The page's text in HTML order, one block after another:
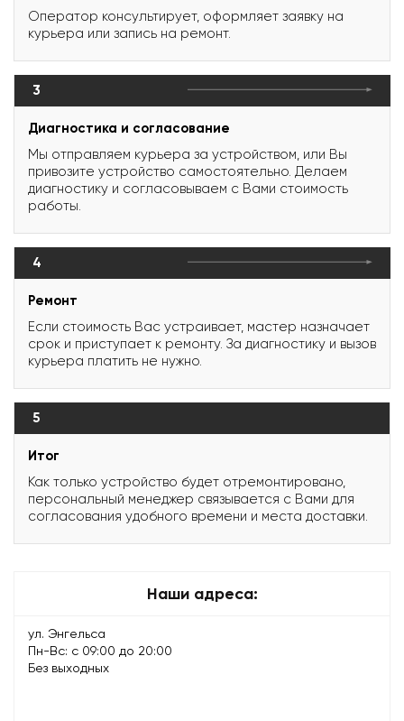
Оператор консультирует, оформляет заявку на
курьера или запись на ремонт.
3
Диагностика и согласование
Мы отправляем курьера за устройством, или Вы
привозите устройство самостоятельно. Делаем
диагностику и согласовываем с Вами стоимость
работы.
4
Ремонт
Если стоимость Вас устраивает, мастер назначает
срок и приступает к ремонту. За диагностику и вызов
курьера платить не нужно.
5
Итог
Как только устройство будет отремонтировано,
персональный менеджер связывается с Вами для
согласования удобного времени и места доставки.
Наши адреса:
ул. Энгельса
Пн-Вс: с 09:00 до 20:00
Без выходных